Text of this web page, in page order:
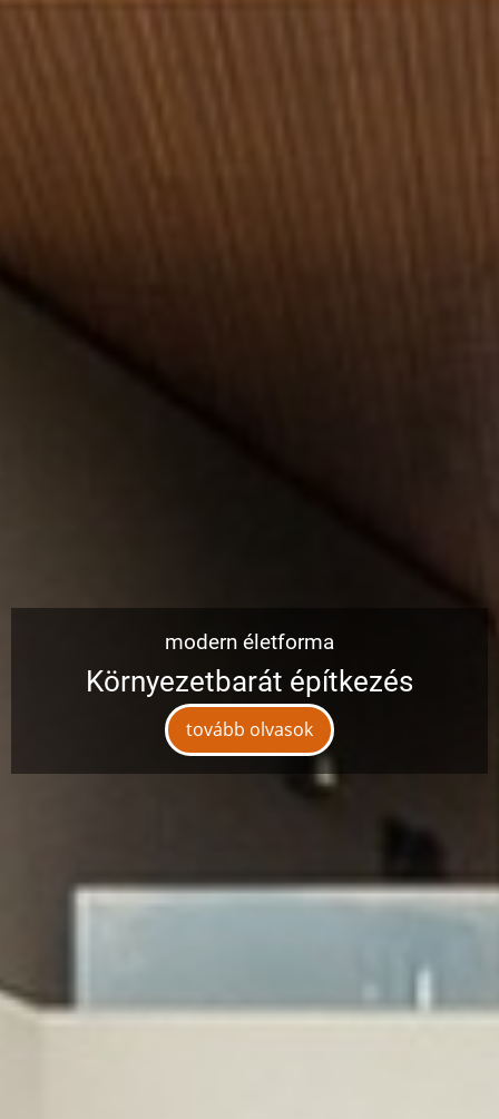
modern életforma
Környezetbarát építkezés
tovább olvasok